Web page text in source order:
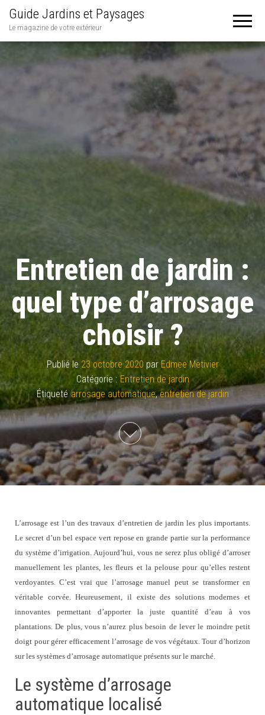
Guide Jardins et Paysages
Le magazine de votre extérieur
Entretien de jardin :
quel type d’arrosage
choisir ?
Publié le 23 octobre 2020 par Edmee Metivier
Catégorie : Entretien de jardin
Étiqueté arrosage automatique,entretien de jardin
L’arrosage est l’un des travaux d’entretien de jardin les plus importants.
Le secret d’un bel espace vert repose en grande partie sur la performance
du système d’irrigation. Aujourd’hui, vous ne serez plus obligé d’arroser
manuellement les plantes, les fleurs et la pelouse pour qu’elles restent
verdoyantes. C’est vrai que l’arrosage manuel peut se transformer en
véritable corvée. Heureusement, il existe des solutions modernes et
innovantes permettant d’apporter la juste quantité d’eau à vos
plantations. De plus, vous n’aurez plus besoin de lever le moindre petit
doigt pour gérer efficacement l’arrosage de vos végétaux. Tour d’horizon
sur les systèmes d’arrosage automatique présents sur le marché.
Le système d’arrosage
automatique localisé